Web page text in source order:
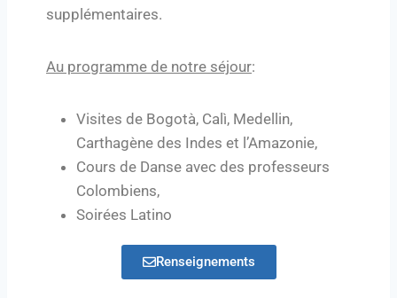
supplémentaires.
Au programme de notre séjour:
Visites de Bogotà, Calì, Medellin,
Carthagène des Indes et l’Amazonie,
Cours de Danse avec des professeurs
Colombiens,
Soirées Latino
Renseignements